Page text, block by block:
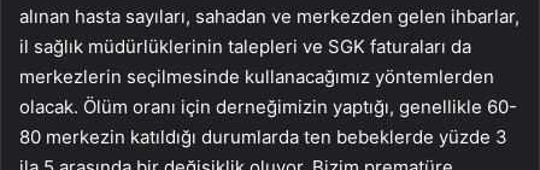
alınan hasta sayıları, sahadan ve merkezden gelen ihbarlar,
il sağlık müdürlüklerinin talepleri ve SGK faturaları da
merkezlerin seçilmesinde kullanacağımız yöntemlerden
olacak. Ölüm oranı için derneğimizin yaptığı, genellikle 60-
80 merkezin katıldığı durumlarda ten bebeklerde yüzde 3